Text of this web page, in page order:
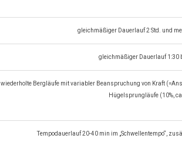
gleichmäßiger Dauerlauf 2 Std. und
gleichmäßiger Dauerlauf 1:30
wiederholte Bergläufe mit variabler Beanspruchung von Kraft
Hügelsprungläufe (10%,
Tempodauerlauf 20-40 min im „Schwellentempo“,